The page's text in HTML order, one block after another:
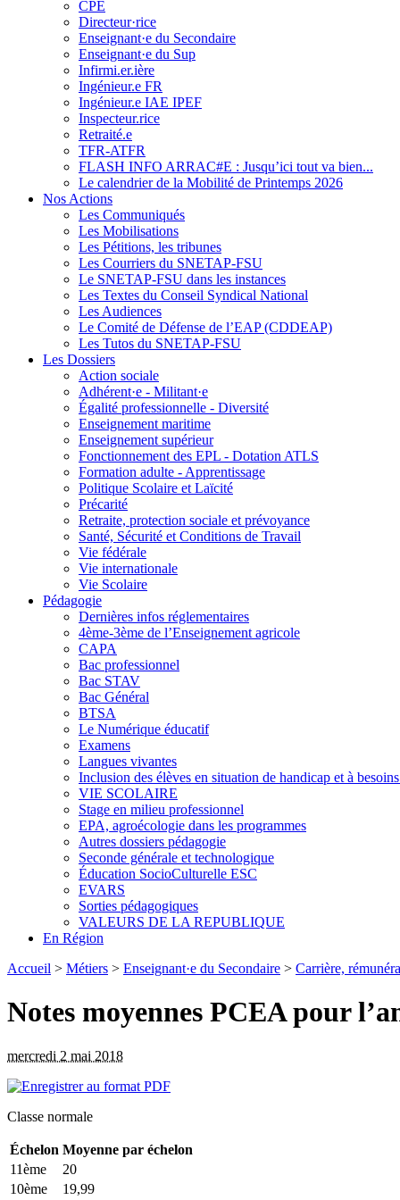
CPE
Directeur·rice
Enseignant·e du Secondaire
Enseignant·e du Sup
Infirmi.er.ière
Ingénieur.e FR
Ingénieur.e IAE IPEF
Inspecteur.rice
Retraité.e
TFR-ATFR
FLASH INFO ARRAC#E : Jusqu’ici tout va bien...
Le calendrier de la Mobilité de Printemps 2026
Nos Actions
Les Communiqués
Les Mobilisations
Les Pétitions, les tribunes
Les Courriers du SNETAP-FSU
Le SNETAP-FSU dans les instances
Les Textes du Conseil Syndical National
Les Audiences
Le Comité de Défense de l’EAP (CDDEAP)
Les Tutos du SNETAP-FSU
Les Dossiers
Action sociale
Adhérent·e - Militant·e
Égalité professionnelle - Diversité
Enseignement maritime
Enseignement supérieur
Fonctionnement des EPL - Dotation ATLS
Formation adulte - Apprentissage
Politique Scolaire et Laïcité
Précarité
Retraite, protection sociale et prévoyance
Santé, Sécurité et Conditions de Travail
Vie fédérale
Vie internationale
Vie Scolaire
Pédagogie
Dernières infos réglementaires
4ème-3ème de l’Enseignement agricole
CAPA
Bac professionnel
Bac STAV
Bac Général
BTSA
Le Numérique éducatif
Examens
Langues vivantes
Inclusion des élèves en situation de handicap et à
VIE SCOLAIRE
Stage en milieu professionnel
EPA, agroécologie dans les programmes
Autres dossiers pédagogie
Seconde générale et technologique
Éducation SocioCulturelle ESC
EVARS
Sorties pédagogiques
VALEURS DE LA REPUBLIQUE
En Région
Accueil > Métiers > Enseignant·e du Secondaire > Carrière,
Notes moyennes PCEA pour
mercredi 2 mai 2018
Classe normale
Échelon Moyenne par échelon
11ème
20
10ème
19,99